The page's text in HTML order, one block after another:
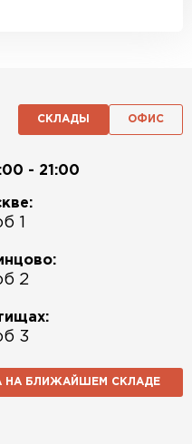
СКЛАДЫ ОФИС
- 21:00
1
2
3
НА БЛИЖАЙШЕМ СКЛАДЕ